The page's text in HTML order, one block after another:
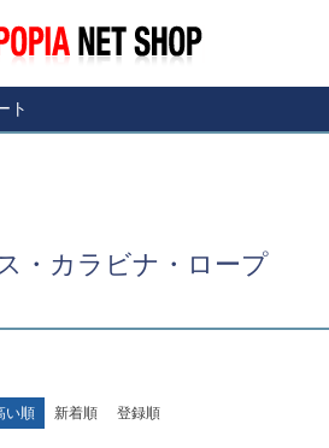
ト
・カラビナ・ロープ
い順 新着順 登録順